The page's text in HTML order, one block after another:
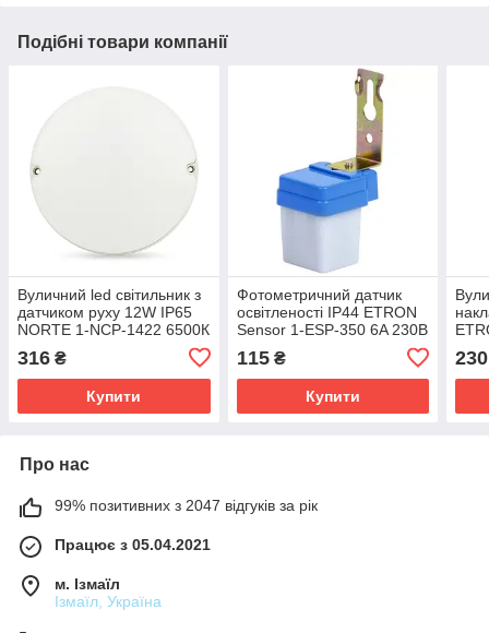
Подібні товари компанії
Вуличний led світильник з
датчиком руху 12W IP65
NORTE 1-NСP-1422 6500К
316 ₴
Купити
Фотометричний датчик
освітленості IP44 ETRON
Sensor 1-ESP-350 6A 230В
115₴
Купити
230
Про нас
99% позитивних з 2047 відгуків за рік
Працює з 05.04.2021
м. Ізмаїл
Ізмаїл, Україна